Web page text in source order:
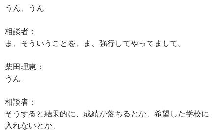
うん、うん
相談者：
ま、そういうことを、ま、強行してやってまして。
柴田理恵：
うん
相談者：
そうすると結果的に、成績が落ちるとか、希望した学校に
入れないとか、